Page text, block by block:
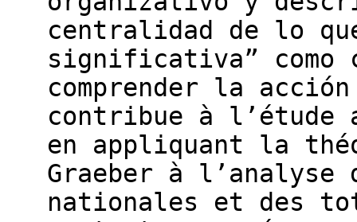
centralidad de lo
significativa” como
comprender la
contribue à l’étude
en appliquant la
Graeber à
nationales et des